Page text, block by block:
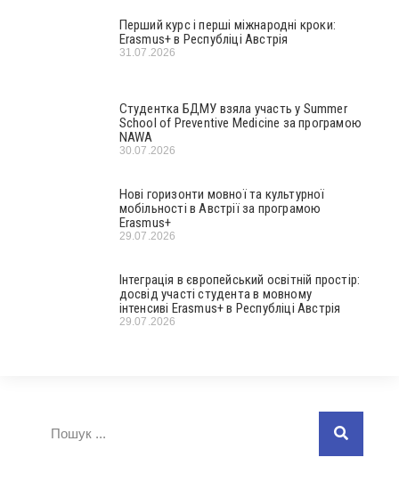
Перший курс і перші міжнародні кроки:
Erasmus+ в Республіці Австрія
31.07.2026
Студентка БДМУ взяла участь у Summer
School of Preventive Medicine за програмою
NAWA
30.07.2026
Нові горизонти мовної та культурної
мобільності в Австрії за програмою
Erasmus+
29.07.2026
Інтеграція в європейський освітній простір:
досвід участі студента в мовному
інтенсиві Erasmus+ в Республіці Австрія
29.07.2026